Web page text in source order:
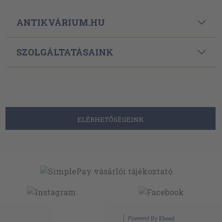
ANTIKVÁRIUM.HU
SZOLGÁLTATÁSAINK
ELÉRHETŐSÉGEINK
Powered By Ebond